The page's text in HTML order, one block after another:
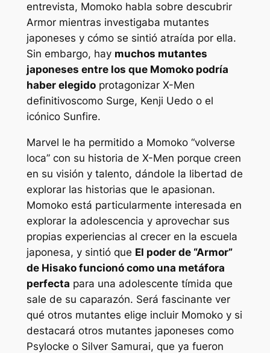
entrevista, Momoko habla sobre descubrir
Armor mientras investigaba mutantes
japoneses y cómo se sintió atraída por ella.
Sin embargo, hay muchos mutantes
japoneses entre los que Momoko podría
haber elegidoprotagonizar X-Men
definitivoscomo Surge, Kenji Uedo o el
icónico Sunfire.
Marvel le ha permitido a Momoko “volverse
loca” con su historia de X-Men porque creen
en su visión y talento, dándole la libertad de
explorar las historias que le apasionan.
Momoko está particularmente interesada en
explorar la adolescencia y aprovechar sus
propias experiencias al crecer en la escuela
japonesa, y sintió que El poder de “Armor”
de Hisako funcionó como una metáfora
perfecta para una adolescente tímida que
sale de su caparazón. Será fascinante ver
qué otros mutantes elige incluir Momoko y si
destacará otros mutantes japoneses como
Psylocke o Silver Samurai, que ya fueron